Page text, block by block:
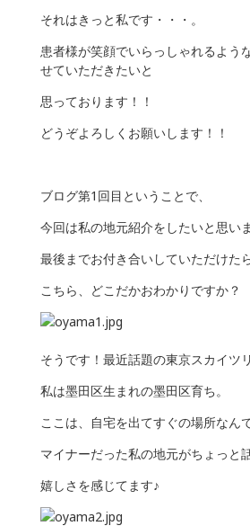
それはきっと私です・・・。
患者様が笑顔でいらっしゃれるよう
せていただきたいと
思っております！！
どうぞよろしくお願いします！！
ブログ第1回目ということで、
今回は私の地元紹介をしたいと思い
最後までお付き合いしていただけた
こちら、どこだかおわかりですか？
そうです！最近話題の東京スカイツ
私は墨田区生まれの墨田区育ち。
ここは、自宅を出てすぐの場所なん
マイナーだった私の地元がちょっと
嬉しさを感じてます♪